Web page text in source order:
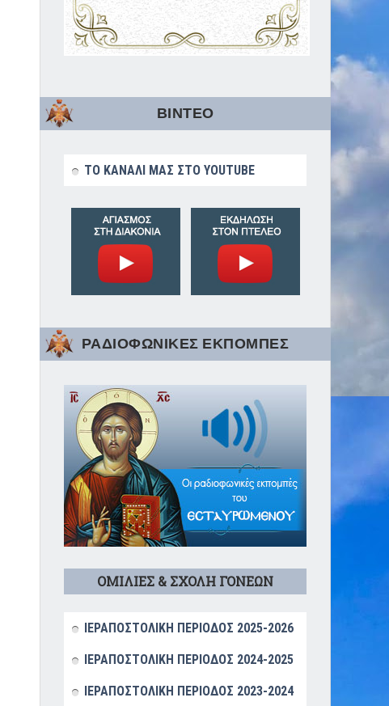
ΒΙΝΤΕΟ
ΤΟ ΚΑΝΑΛΙ ΜΑΣ ΣΤΟ YOUTUBE
ΡΑΔΙΟΦΩΝΙΚΕΣ ΕΚΠΟΜΠΕΣ
ΟΜΙΛΙΕΣ & ΣΧΟΛΗ ΓΟΝΕΩΝ
ΙΕΡΑΠΟΣΤΟΛΙΚΗ ΠΕΡΙΟΔΟΣ 2025-2026
ΙΕΡΑΠΟΣΤΟΛΙΚΗ ΠΕΡΙΟΔΟΣ 2024-2025
ΙΕΡΑΠΟΣΤΟΛΙΚΗ ΠΕΡΙΟΔΟΣ 2023-2024